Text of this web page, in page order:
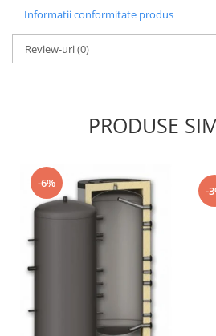
btu
Panouri solare
Panouri solare presurizate si
Pompe de circulaţie pentru
Vase de expansiune
Incazire in Pardoseala
Incalzire clasica in pardoseala
Teava incalzire pardoseala
Grupuri de pompare si amestec
Cutii distribuitor
Informatii conformitate produs
Review-uri(0)
PRODUSE
-6%
-